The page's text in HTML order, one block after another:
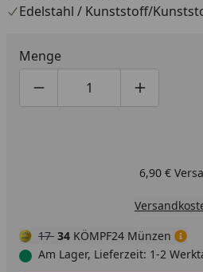
Edelstahl / Kunststoff/
Menge
Produktmenge um eins
Produktmenge
6,90 €
17 34 KÖMPF24 Münzen
Am Lager, Lieferzeit: 1-2